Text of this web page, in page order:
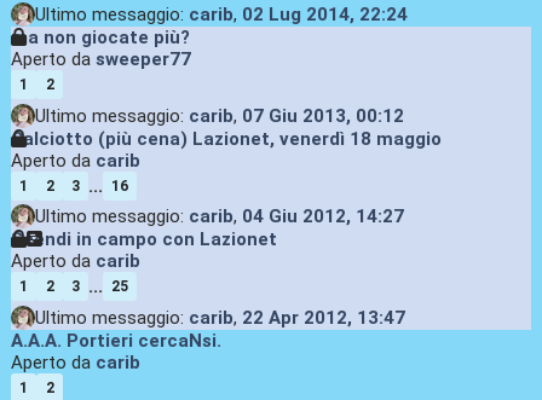
Ultimo messaggio: carib, 02 Lug 2014, 22:24
ma non giocate più?
Aperto da sweeper77
1 2
Ultimo messaggio: carib, 07 Giu 2013, 00:12
Calciotto (più cena) Lazionet, venerdì 18 maggio
Aperto da carib
1 2 3 ... 16
Ultimo messaggio: carib, 04 Giu 2012, 14:27
Scendi in campo con Lazionet
Aperto da carib
1 2 3 ... 25
Ultimo messaggio: carib, 22 Apr 2012, 13:47
A.A.A. Portieri cercaNsi.
Aperto da carib
1 2